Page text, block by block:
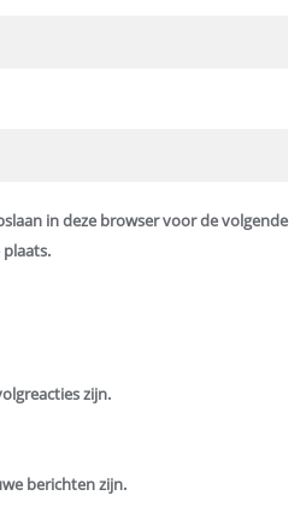
in deze browser voor de volgende
zijn.
berichten zijn.